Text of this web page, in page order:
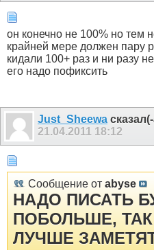
он конечно не 100% но тем
крайней мере должен пару
кидали 100+ раз и ни разу
его надо пофиксить
Just_Sheewa
21.04.2011 18:12
Сообщение от abyse
НАДО ПИСАТЬ
ПОБОЛЬШЕ,
ЛУЧШЕ